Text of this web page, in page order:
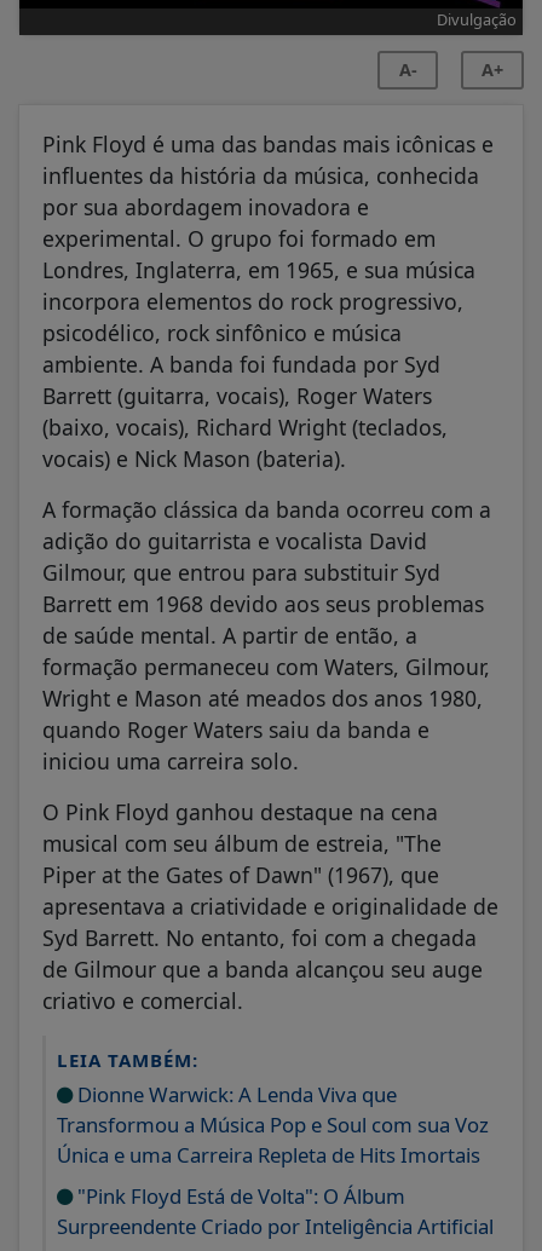
Divulgação
A- A+
Pink Floyd é uma das bandas mais icônicas e
influentes da história da música, conhecida
por sua abordagem inovadora e
experimental. O grupo foi formado em
Londres, Inglaterra, em 1965, e sua música
incorpora elementos do rock progressivo,
psicodélico, rock sinfônico e música
ambiente. A banda foi fundada por Syd
Barrett (guitarra, vocais), Roger Waters
(baixo, vocais), Richard Wright (teclados,
vocais) e Nick Mason (bateria).
A formação clássica da banda ocorreu com a
adição do guitarrista e vocalista David
Gilmour, que entrou para substituir Syd
Barrett em 1968 devido aos seus problemas
de saúde mental. A partir de então, a
formação permaneceu com Waters, Gilmour,
Wright e Mason até meados dos anos 1980,
quando Roger Waters saiu da banda e
iniciou uma carreira solo.
O Pink Floyd ganhou destaque na cena
musical com seu álbum de estreia, "The
Piper at the Gates of Dawn" (1967), que
apresentava a criatividade e originalidade de
Syd Barrett. No entanto, foi com a chegada
de Gilmour que a banda alcançou seu auge
criativo e comercial.
LEIA TAMBÉM:
Dionne Warwick: A Lenda Viva que
Transformou a Música Pop e Soul com sua Voz
Única e uma Carreira Repleta de Hits Imortais
"Pink Floyd Está de Volta": O Álbum
Surpreendente Criado por Inteligência Artificial